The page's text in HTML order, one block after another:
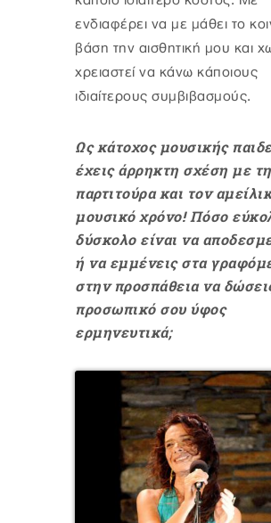
ενδιαφέρει να με μάθει το
βάση την αισθητική μου και
χρειαστεί να κάνω κάποιους
ιδιαίτερους συμβιβασμούς.
Ως κάτοχος μουσικής
έχεις άρρηκτη σχέση με
παρτιτούρα και τον
μουσικό χρόνο! Πόσο
δύσκολο είναι να
ή να εμμένεις στα
στην προσπάθεια να
προσωπικό σου ύφος
ερμηνευτικά;